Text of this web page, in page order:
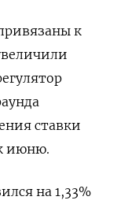
к
ставки
июню.
на 1,33%